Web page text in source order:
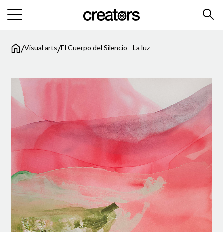
/Visual arts/El Cuerpo del Silencio - La luz